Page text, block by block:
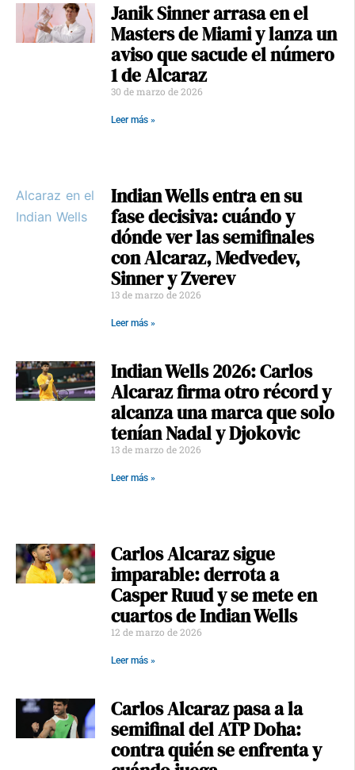
Janik Sinner arrasa en el
Masters de Miami y lanza un
aviso que sacude el número
1 de Alcaraz
30 de marzo de 2026
Leer más »
Indian Wells entra en su
fase decisiva: cuándo y
dónde ver las semifinales
con Alcaraz, Medvedev,
Sinner y Zverev
13 de marzo de 2026
Leer más »
Indian Wells 2026: Carlos
Alcaraz firma otro récord y
alcanza una marca que solo
tenían Nadal y Djokovic
13 de marzo de 2026
Leer más »
Carlos Alcaraz sigue
imparable: derrota a
Casper Ruud y se mete en
cuartos de Indian Wells
12 de marzo de 2026
Leer más »
Carlos Alcaraz pasa a la
semifinal del ATP Doha:
contra quién se enfrenta y